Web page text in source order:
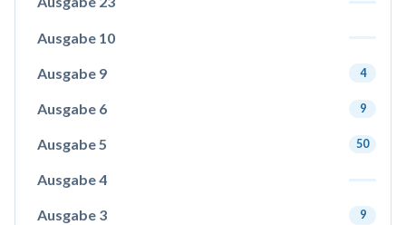
Ausgabe 10
Ausgabe 9 4
Ausgabe 6 9
Ausgabe 5 50
Ausgabe 4
Ausgabe 3 9